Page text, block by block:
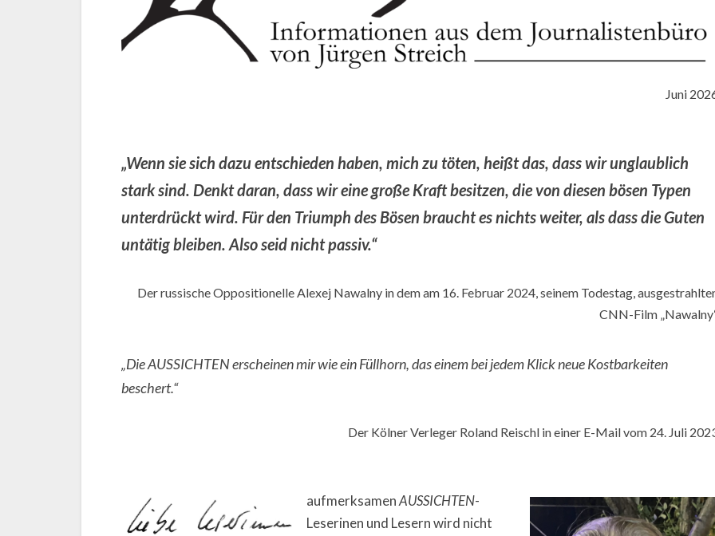
Juni
„Wenn sie sich dazu entschieden haben, mich zu töten, heißt das, dass wir unglaublich
stark sind. Denkt daran, dass wir eine große Kraft besitzen, die von diesen bösen Typen
unterdrückt wird. Für den Triumph des Bösen braucht es nichts weiter, als dass die Guten
untätig bleiben. Also seid nicht passiv.“
Der russische Oppositionelle Alexej Nawalny in dem am 16. Februar 2024, seinem Todestag,
CNN-Film
„Die AUSSICHTEN erscheinen mir wie ein Füllhorn, das einem bei jedem Klick neue Kostbarkeiten
beschert.“
Der Kölner Verleger Roland Reischl in einer E-Mail vom 24. Juli
aufmerksamenAUSSICHTEN-
Leserinen und Lesern wird nicht